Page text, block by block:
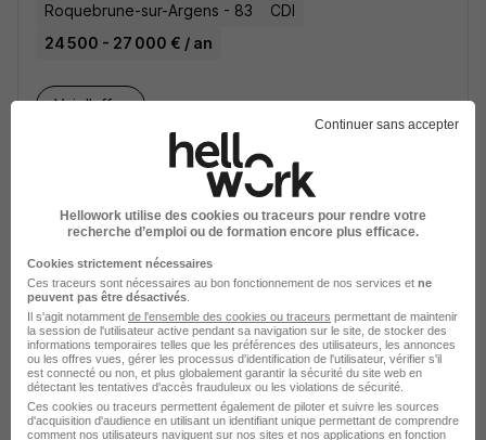
Roquebrune-sur-Argens - 83
CDI
24 500 - 27 000 € / an
Voir l’offre
Chauffeur Poids Lourd - SPL H/F
Orf Conseil Super recruteur
Draguignan - 83 CDI 2 350 € / mois
Voir l’offre
il y a 6 jours
Continuer sans accepter
Hellowork utilise des cookies ou traceurs pour rendre votre
recherche d’emploi ou de formation encore plus efficace.
Cookies strictement nécessaires
Ces traceurs sont nécessaires au bon fonctionnement de nos services et ne
peuvent pas être désactivés
Il s'agit notamment de l'ensemble des cookies ou traceurs permettant de maintenir
la session de l'utilisateur active pendant sa navigation sur le site, de stocker des
informations temporaires telles que les préférences des utilisateurs, les annonces
ou les offres vues, gérer les processus d'identification de l'utilisateur, vérifier s'il
est connecté ou non, et plus globalement garantir la sécurité du site web en
détectant les tentatives d'accès frauduleux ou les violations de sécurité.
Ces cookies ou traceurs permettent également de piloter et suivre les sources
d'acquisition d'audience en utilisant un identifiant unique permettant de comprendre
comment nos utilisateurs naviguent sur nos sites et nos applications en fonction